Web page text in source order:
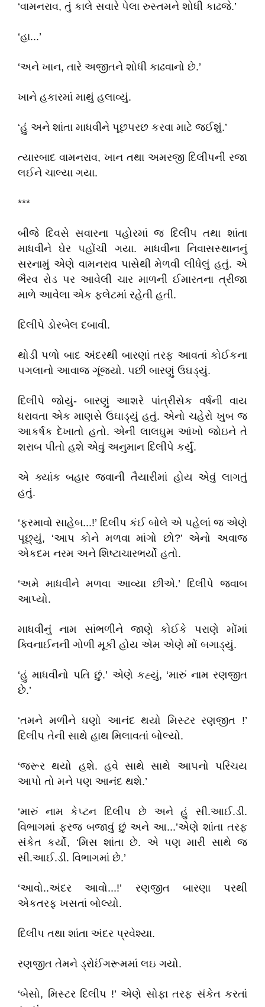
‘વામનરાવ, તું કાલે સવારે પેલા રુસ્તમને શોધી કાઢજે.’
‘હા...’
‘અને ખાન, તારે અજીતને શોધી કાઢવાનો છે.’
ખાને હકારમાં માથું હલાવ્યું.
‘હું અને શાંતા માધવીને પૂછપરછ કરવા માટે જઈશું.’
ત્યારબાદ વામનરાવ, ખાન તથા અમરજી દિલીપની રજા
લઈને ચાલ્યા ગયા.
***
બીજે દિવસે સવારના પહોરમાં જ દિલીપ તથા શાંતા
માધવીને ઘેર પહોંચી ગયા. માધવીના નિવાસસ્થાનનું
સરનામું એણે વામનરાવ પાસેથી મેળવી લીધેલું હતું. એ
ભૈરવ રોડ પર આવેલી ચાર માળની ઈમારતના ત્રીજા
માળે આવેલા એક ફ્લેટમાં રહેતી હતી.
દિલીપે ડોરબેલ દબાવી.
થોડી પળો બાદ અંદરથી બારણાં તરફ આવતાં કોઈકના
પગલાનો આવાજ ગૂંજયો. પછી બારણું ઉઘડ્યું.
દિલીપે જોયું- બારણું આશરે પાંત્રીસેક વર્ષની વાય
ધરાવતા એક માણસે ઉઘાડ્યું હતું. એનો ચહેરો ખુબ જ
આકર્ષક દેખાતો હતો. એની લાલઘુમ આંખો જોઇને તે
શરાબ પીતો હશે એવું અનુમાન દિલીપે કર્યું.
એ ક્યાંક બહાર જવાની તૈયારીમાં હોય એવું લાગતું
હતું.
‘ફરમાવો સાહેબ...!’ દિલીપ કંઈ બોલે એ પહેલાં જ એણે
પૂછ્યું, ‘આપ કોને મળવા માંગો છો?’ એનો અવાજ
એકદમ નરમ અને શિષ્ટાચારભર્યો હતો.
‘અમે માધવીને મળવા આવ્યા છીએ.’ દિલીપે જવાબ
આપ્યો.
માધવીનું નામ સાંભળીને જાણે કોઈકે પરાણે મોંમાં
ક્વિનાઈનની ગોળી મૂકી હોય એમ એણે મોં બગાડ્યું.
‘હું માધવીનો પતિ છું.’ એણે કહ્યું, ‘મારું નામ રણજીત
છે.’
‘તમને મળીને ઘણો આનંદ થયો મિસ્ટર રણજીત !’
દિલીપ તેની સાથે હાથ મિલાવતાં બોલ્યો.
‘જરૂર થયો હશે. હવે સાથે સાથે આપનો પરિચય
આપો તો મને પણ આનંદ થશે.’
‘મારું નામ કેપ્ટન દિલીપ છે અને હું સી.આઈ.ડી.
વિભાગમાં ફરજ બજાવું છું અને આ...’એણે શાંતા તરફ
સંકેત કર્યો, ‘મિસ શાંતા છે. એ પણ મારી સાથે જ
સી.આઈ.ડી. વિભાગમાં છે.’
‘આવો..અંદર આવો...!’ રણજીત બારણા પરથી
એકતરફ ખસતાં બોલ્યો.
દિલીપ તથા શાંતા અંદર પ્રવેશ્યા.
રણજીત તેમને ડ્રોઈંગરૂમમાં લઇ ગયો.
‘બેસો, મિસ્ટર દિલીપ !’ એણે સોફા તરફ સંકેત કરતાં